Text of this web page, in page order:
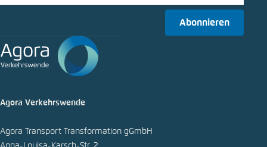
In die Zwischenablage kopieren
Abonnieren
Agora Verkehrswende
Agora Transport Transformation gGmbH